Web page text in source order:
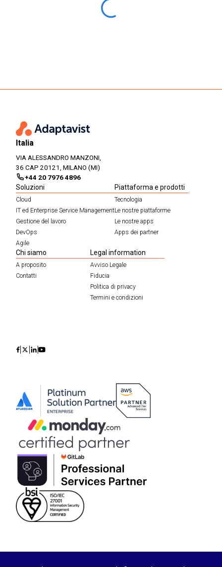
Italia
VIA ALESSANDRO MANZONI,
36 CAP 20121, MILANO (MI)
+44 20 7976 4896
Soluzioni
Cloud
IT ed Enterprise Service Management
Gestione del lavoro
DevOps
Agile
Piattaforma e prodotti
Tecnologia
Le nostre piattaforme
Le nostre apps
Apps dei partner
Chi siamo
A proposito
Contatti
Legal information
Avviso Legale
Fiducia
Politica di privacy
Termini e condizioni
IconIconIconIcon